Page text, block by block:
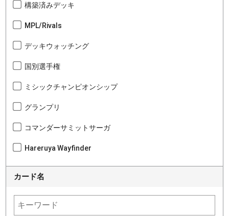
構築済みデッキ
MPL/Rivals
デッキウォッチング
国別選手権
ミシックチャンピオンシップ
グランプリ
コマンダーサミットサーガ
Hareruya Wayfinder
カード名